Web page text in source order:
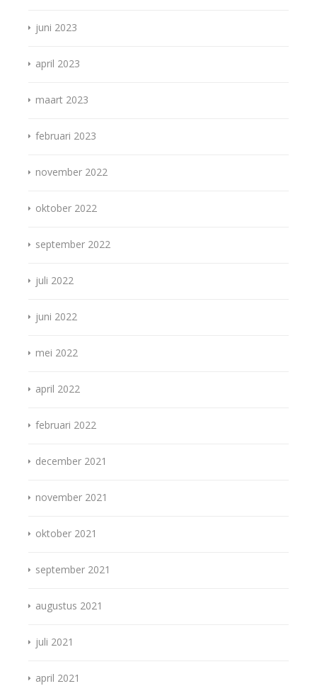
juni 2023
april 2023
maart 2023
februari 2023
november 2022
oktober 2022
september 2022
juli 2022
juni 2022
mei 2022
april 2022
februari 2022
december 2021
november 2021
oktober 2021
september 2021
augustus 2021
juli 2021
april 2021